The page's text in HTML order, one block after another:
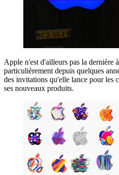
Apple n'est d'ailleurs pas la dernière
particulièrement depuis quelques
des invitations qu'elle lance pour les
ses nouveaux produits.